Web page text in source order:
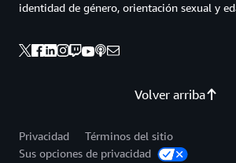
Volver arriba
identidad de género, orientación sexual y
Privacidad
Términos del sitio
Sus opciones de privacidad